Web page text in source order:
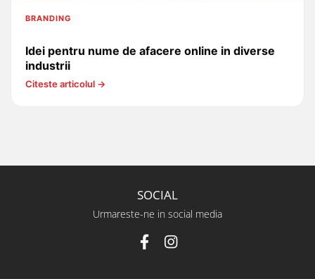
BRANDING
Idei pentru nume de afacere online in diverse
industrii
Citeste articolul →
SOCIAL
Urmareste-ne in social media